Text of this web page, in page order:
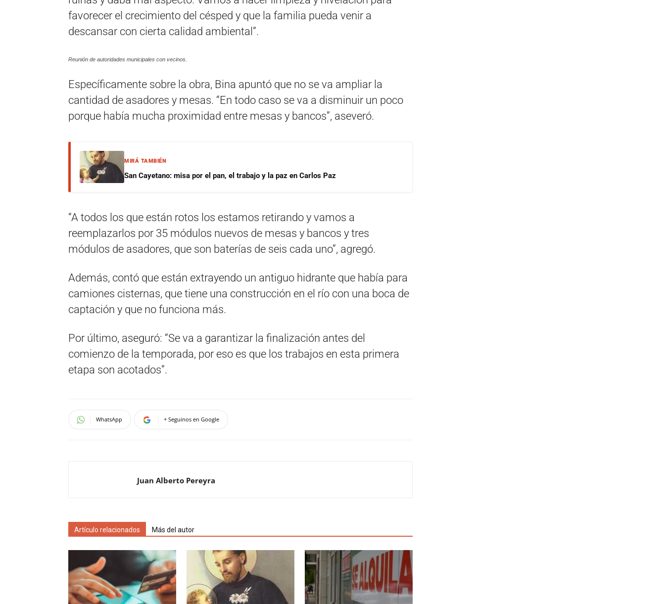
favorecer el crecimiento del césped y que la familia pueda venir a
descansar con cierta calidad ambiental”.
Reunión de autoridades municipales con vecinos.
Específicamente sobre la obra, Bina apuntó que no se va ampliar la
cantidad de asadores y mesas. “En todo caso se va a disminuir un poco
porque había mucha proximidad entre mesas y bancos”, aseveró.
MIRÁ TAMBIÉN
San Cayetano: misa por el pan, el trabajo y la paz en Carlos Paz
“A todos los que están rotos los estamos retirando y vamos a
reemplazarlos por 35 módulos nuevos de mesas y bancos y tres
módulos de asadores, que son baterías de seis cada uno”, agregó.
Además, contó que están extrayendo un antiguo hidrante que había para
camiones cisternas, que tiene una construcción en el río con una boca de
captación y que no funciona más.
Por último, aseguró: “Se va a garantizar la finalización antes del
comienzo de la temporada, por eso es que los trabajos en esta primera
etapa son acotados”.
WhatsApp + Seguinos en Google
Juan Alberto Pereyra
Artículo relacionados Más del autor